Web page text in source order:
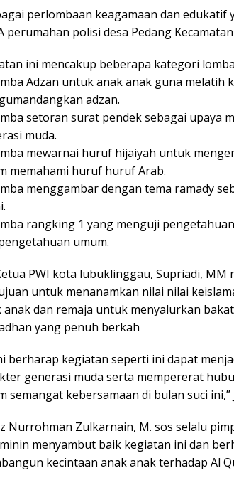
perlombaan keagamaan dan edukatif
perumahan polisi desa Pedang
ini mencakup beberapa kategori
Adzan untuk anak anak guna melatih
adzan.
setoran surat pendek sebagai upaya
muda.
mewarnai huruf hijaiyah untuk
memahami huruf huruf Arab.
menggambar dengan tema ramady
rangking 1 yang menguji
umum.
PWI kota lubuklinggau, Supriadi,
untuk menanamkan nilai nilai
anak dan remaja untuk menyalurkan
yang penuh berkah
berharap kegiatan seperti ini dapat
generasi muda serta mempererat
semangat kebersamaan di bulan suci ini,”
Nurrohman Zulkarnain, M. sos selalu
menyambut baik kegiatan ini dan
kecintaan anak anak terhadap Al